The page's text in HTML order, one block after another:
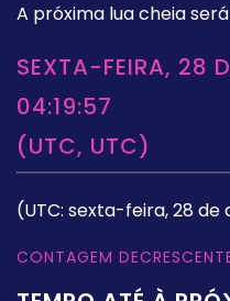
A próxima lua cheia
SEXTA-FEIRA, 28
04:19:57
(UTC, UTC)
(UTC: sexta-feira, 28 de
CONTAGEM